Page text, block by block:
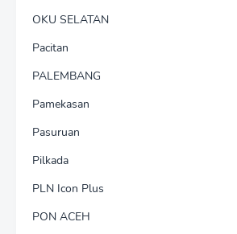
OKU SELATAN
Pacitan
PALEMBANG
Pamekasan
Pasuruan
Pilkada
PLN Icon Plus
PON ACEH